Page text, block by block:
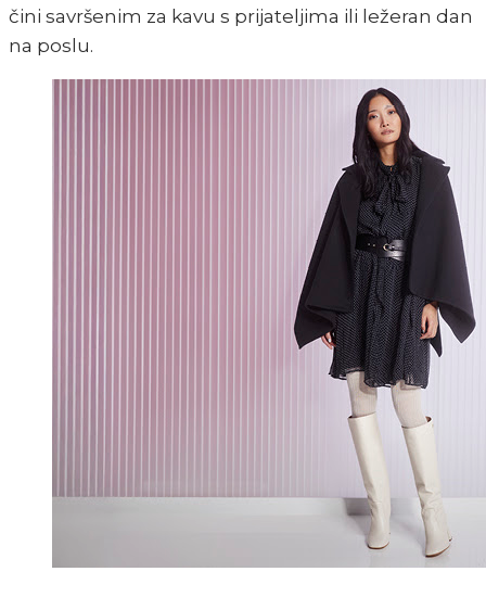
čini savršenim za kavu s prijateljima ili ležeran dan
na poslu.